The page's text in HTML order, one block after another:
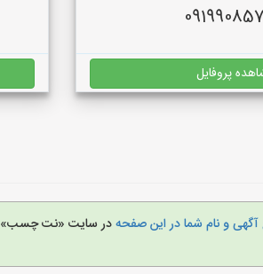
پروفایل
و نام شما در این صفحهدر سایت «نت چسب»